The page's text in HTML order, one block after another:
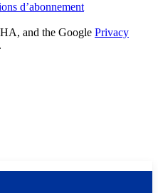
d’abonnement
and the Google Privacy